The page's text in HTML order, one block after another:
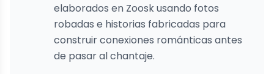
elaborados en Zoosk usando fotos
robadas e historias fabricadas para
construir conexiones románticas antes
de pasar al chantaje.